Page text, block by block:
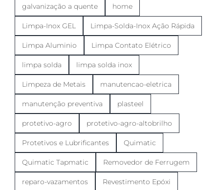
galvanização a quente home
Limpa-Inox GEL Limpa-Solda-Inox Ação Rápida
Limpa Aluminio Limpa Contato Elétrico
limpa solda limpa solda inox
Limpeza de Metais manutencao-eletrica
manutenção preventiva plasteel
protetivo-agro protetivo-agro-altobrilho
Protetivos e Lubrificantes Quimatic
Quimatic Tapmatic Removedor de Ferrugem
reparo-vazamentos Revestimento Epóxi